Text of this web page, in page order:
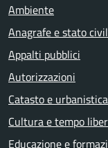
Ambiente
Anagrafe e stato
Appalti pubblici
Autorizzazioni
Catasto e urbanistica
Cultura e tempo
Educazione e